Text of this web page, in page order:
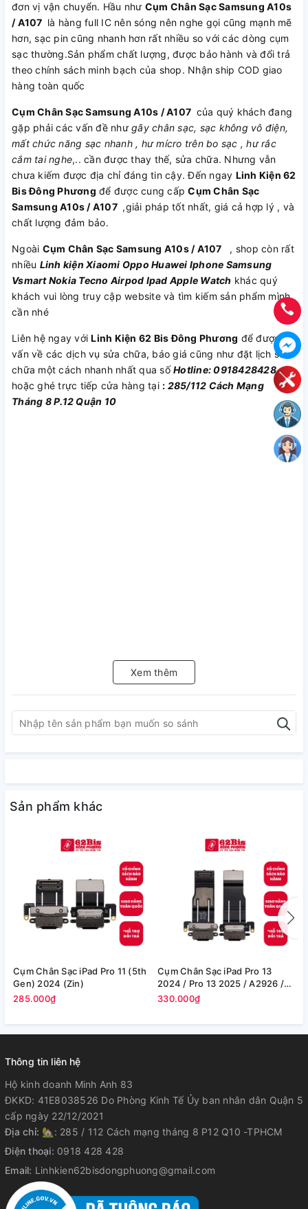
đơn vị vận chuyển. Hầu như Cụm Chân Sạc Samsung A10s
/ A107 là hàng full IC nên sóng nên nghe gọi cũng mạnh mẽ
hơn, sạc pin cũng nhanh hơn rất nhiều so với các dòng cụm
sạc thường.Sản phẩm chất lượng, được bảo hành và đổi trả
theo chính sách minh bạch của shop. Nhận ship COD giao
hàng toàn quốc
Cụm Chân Sạc Samsung A10s / A107 của quý khách đang
gặp phải các vấn đề như gãy chân sạc, sạc không vô điện,
mất chức năng sạc nhanh , hư mícro trên bo sạc , hư rắc
cắm tai nghe,.. cần được thay thế, sửa chữa. Nhưng vẫn
chưa kiếm được địa chỉ đáng tin cậy. Đến ngay Linh Kiện 62
Bis Đông Phương để được cung cấpCụm Chân Sạc
Samsung A10s / A107 ,giải pháp tốt nhất, giá cả hợp lý , và
chất lượng đảm bảo.
Ngoài Cụm Chân Sạc Samsung A10s / A107
, shop còn rất
nhiều Linh kiện Xiaomi Oppo Huawei Iphone Samsung
Vsmart Nokia Tecno Airpod Ipad Apple Watch khác quý
khách vui lòng truy cập website và tìm kiếm sản phẩm mình
cần nhé
Liên hệ ngay vớiLinh Kiện 62 Bis Đông Phương để được tư
vấn về các dịch vụ sửa chữa, báo giá cũng như đặt lịch sửa
chữa một cách nhanh nhất qua sốHotline: 0918428428
hoặc ghé trực tiếp cửa hàng tại : 285/112 Cách Mạng
Tháng 8 P.12 Quận 10
Xem thêm
Sản phẩm khác
Cụm Chân Sạc iPad Pro 11 (5th
Gen) 2024 (Zin)
285.000₫
Cụm Chân Sạc iPad Pro 13
2024 / Pro 13 2025 / A2926 /
A2925 (Zin)
330.000₫
Thông tin liên hệ
Hộ kinh doanh Minh Anh 83
ĐKKD: 41E8038526 Do Phòng Kinh Tế Ủy ban nhân dân Quận 5
cấp ngày 22/12/2021
Địa chỉ: 🏡: 285 / 112 Cách mạng tháng 8 P12 Q10 -TPHCM
Điện thoại: 0918 428 428
Email: Linhkien62bisdongphuong@gmail.com